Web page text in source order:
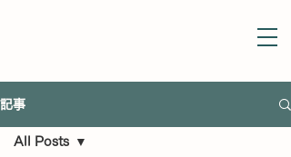
記事
All Posts